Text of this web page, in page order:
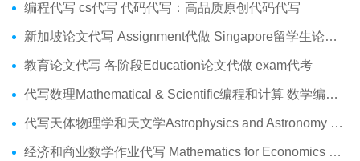
编程代写 cs代写 代码代写：高品质原创代码代写
新加坡论文代写 Assignment代做 Singapore留学生论文代写服务
教育论文代写 各阶段Education论文代做 exam代考
代写数理Mathematical & Scientific编程和计算 数学编程作业代做
代写天体物理学和天文学Astrophysics and Astronomy 天文学Assignment代做
经济和商业数学作业代写 Mathematics for Economics Business代做Online exam代考